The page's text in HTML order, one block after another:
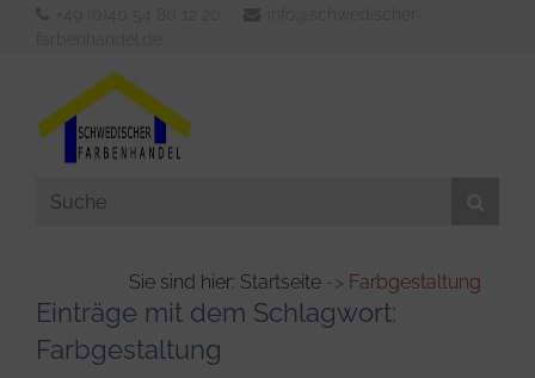
Aussenfarben
Innenfarben
Sie sind hier: Startseite -> Farbgestaltung
Einträge mit dem Schlagwort:
Farbgestaltung